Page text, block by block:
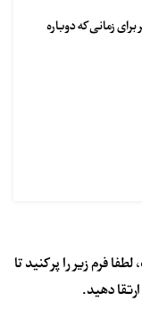
زمانی که دوباره
فرم زیر را پر کنید تا
دهید.